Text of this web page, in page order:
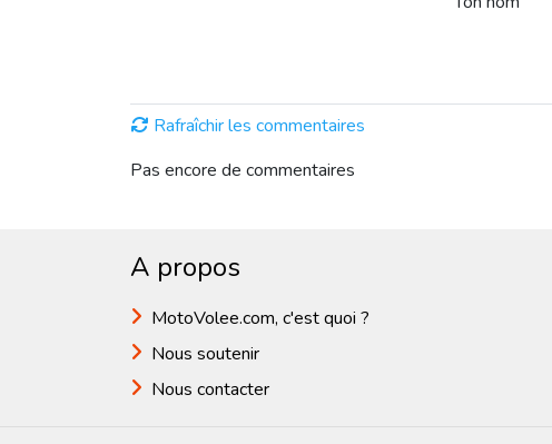
Rafraîchir les commentaires
Pas encore de commentaires
A propos
MotoVolee.com, c'est quoi ?
Nous soutenir
Nous contacter